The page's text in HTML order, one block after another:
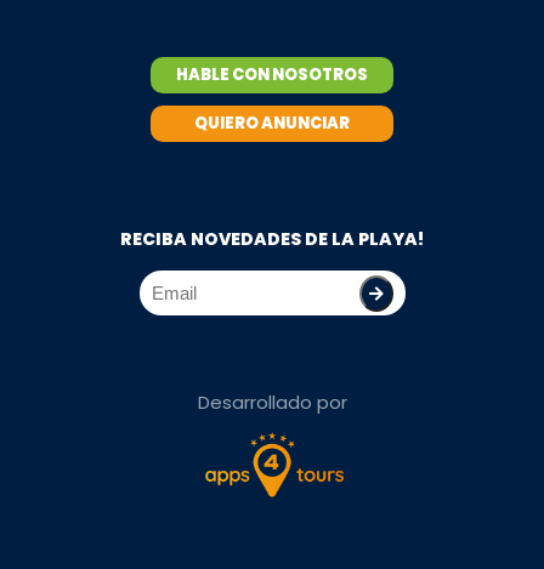
HABLE CON NOSOTROS
QUIERO ANUNCIAR
RECIBA NOVEDADES DE LA PLAYA!
Desarrollado por